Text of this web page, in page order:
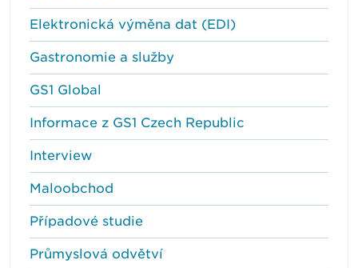
Elektronická výměna dat (EDI)
Gastronomie a služby
GS1 Global
Informace z GS1 Czech Republic
Interview
Maloobchod
Případové studie
Průmyslová odvětví